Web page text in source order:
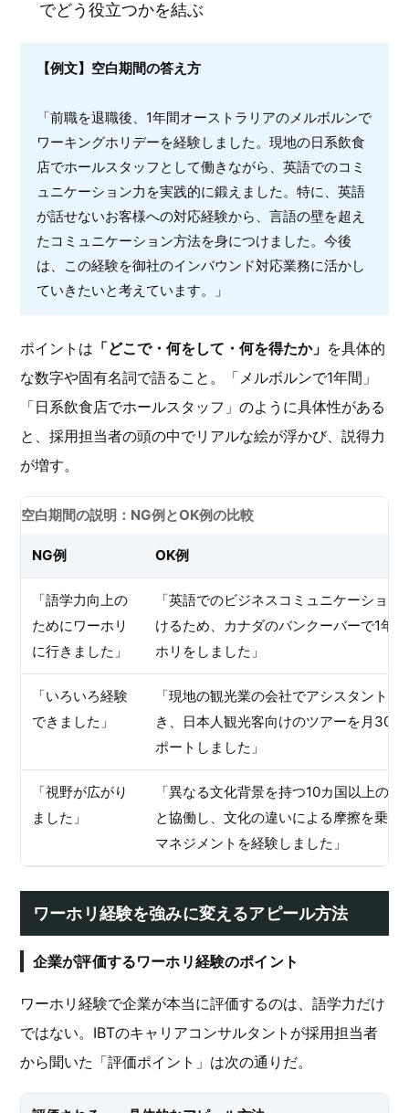
でどう役立つかを結ぶ
【例文】空白期間の答え方
「前職を退職後、1年間オーストラリアのメルボルンで
ワーキングホリデーを経験しました。現地の日系飲食
店でホールスタッフとして働きながら、英語でのコミ
ュニケーション力を実践的に鍛えました。特に、英語
が話せないお客様への対応経験から、言語の壁を超え
たコミュニケーション方法を身につけました。今後
は、この経験を御社のインバウンド対応業務に活かし
ていきたいと考えています。」
ポイントは 「どこで・何をして・何を得たか」 を具体的
な数字や固有名詞で語ること。「メルボルンで1年間」
「日系飲食店でホールスタッフ」のように具体性がある
と、採用担当者の頭の中でリアルな絵が浮かび、説得力
が増す。
空白期間の説明：NG例とOK例の比較
NG例 OK例
「語学力向上の
ためにワーホリ
に行きました」
「英語でのビジネスコミュニケーション
けるため、カナダのバンクーバーで1年
ホリをしました」
「いろいろ経験
できました」
「現地の観光業の会社でアシスタントと
き、日本人観光客向けのツアーを月30件
ポートしました」
「視野が広がり
ました」
「異なる文化背景を持つ10カ国以上のス
と協働し、文化の違いによる摩擦を乗り
マネジメントを経験しました」
ワーホリ経験を強みに変えるアピール方法
企業が評価するワーホリ経験のポイント
ワーホリ経験で企業が本当に評価するのは、語学力だけ
ではない。IBTのキャリアコンサルタントが採用担当者
から聞いた「評価ポイント」は次の通りだ。